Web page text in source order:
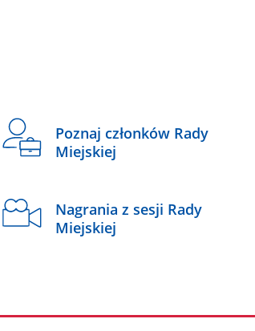
Poznaj członków Rady
Miejskiej
Nagrania z sesji Rady
Miejskiej